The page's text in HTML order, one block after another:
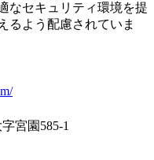
なセキュリティ環境を提
るよう配慮されていま
宮園585-1